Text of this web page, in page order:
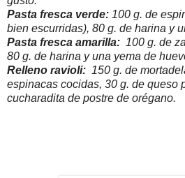
Pasta fresca verde: 100 g. de
bien escurridas), 80 g. de harina y
Pasta fresca amarilla: 100 g. de
80 g. de harina y una yema de
Relleno ravioli: 150 g. de
espinacas cocidas, 30 g. de queso
cucharadita de postre de orégano.